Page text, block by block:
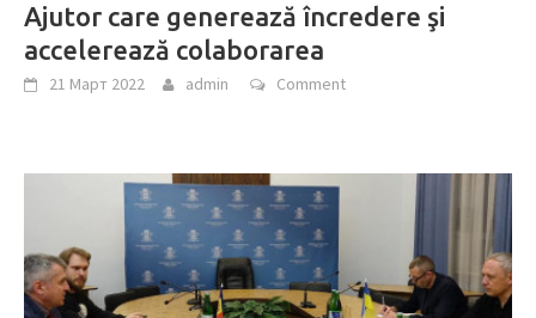
Ajutor care generează încredere şi
accelerează colaborarea
21 Март 2022 admin Comment